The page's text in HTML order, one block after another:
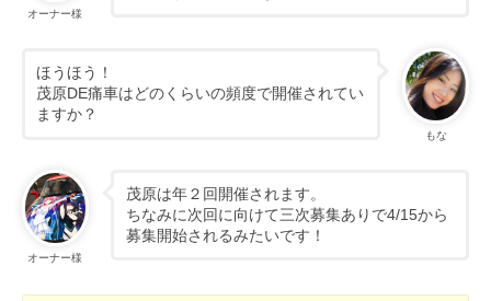
オーナー様
もな
ほうほう！
茂原DE痛車はどのくらいの頻度で開催されてい
ますか？
オーナー様
茂原は年２回開催されます。
ちなみに次回に向けて三次募集ありで4/15から
募集開始されるみたいです！